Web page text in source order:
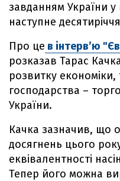
завданням України у
наступне
Про це в інтерв’ю
розказав Тарас
розвитку економіки,
господарства –
України.
Качка зазначив, що
досягнень цього
еквівалентності
Тепер його можна